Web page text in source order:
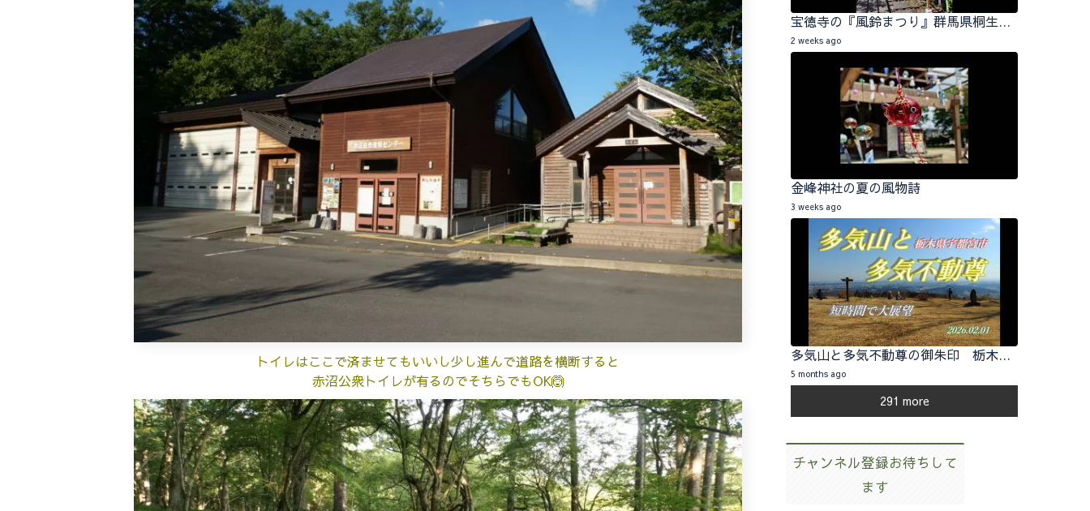
トイレはここで済ませてもいいし少し進んで道路を横断すると
赤沼公衆トイレが有るのでそちらでもOK🙆
宝徳寺の『風鈴まつり』群馬県桐生市 2026.07.25
2 weeks ago
金峰神社の夏の風物詩
3 weeks ago
多気山と多気不動尊の御朱印 栃木県宇都宮市 2026.02.01
5 months ago
291 more
チャンネル登録お待ちして
ます